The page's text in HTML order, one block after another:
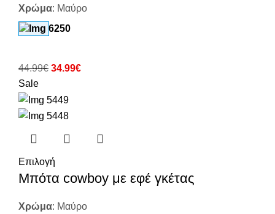
Χρώμα: Μαύρο
44.99€ 34.99€
Sale
Επιλογή
Μπότα cowboy με εφέ γκέτας
Χρώμα: Μαύρο